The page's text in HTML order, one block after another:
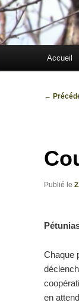
Accueil
←
Publié le
Chaque
en